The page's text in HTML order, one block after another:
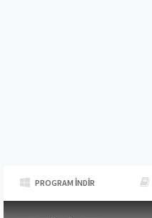
PROGRAM İNDIR